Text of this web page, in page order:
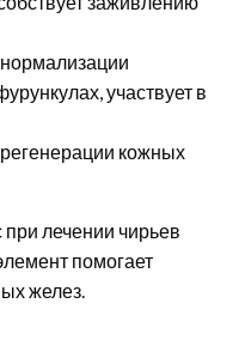
участвует в
кожных
лечении чирьев
помогает
желез.